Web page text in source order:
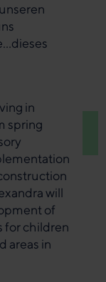
in
spring
will
of
for children
areas in